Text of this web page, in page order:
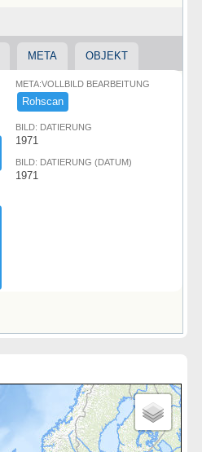
META OBJEKT
META:VOLLBILD BEARBEITUNG
Rohscan
BILD: DATIERUNG
1971
BILD: DATIERUNG (DATUM)
1971